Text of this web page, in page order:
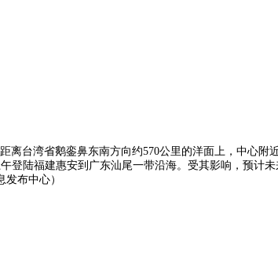
离台湾省鹅銮鼻东南方向约570公里的洋面上，中心附
登陆福建惠安到广东汕尾一带沿海。受其影响，预计
布中心）